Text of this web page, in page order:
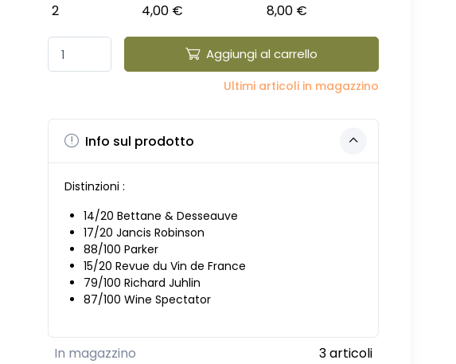
2
4,00 € 8,00 €
Aggiungi al carrello
Ultimi articoli in magazzino
Info sul prodotto
Distinzioni :
14/20 Bettane & Desseauve
17/20 Jancis Robinson
88/100 Parker
15/20 Revue du Vin de France
79/100 Richard Juhlin
87/100 Wine Spectator
In magazzino 3 articoli